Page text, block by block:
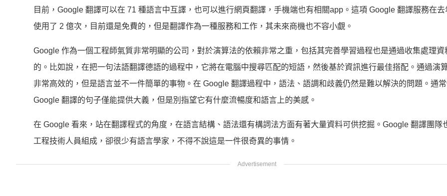
目前，Google 翻譯可以在 71 種語言中互譯，也可以進行網頁翻譯，手機端也有相關app。這項 Google 翻譯服務在
使用了 2 億次，目前還是免費的，但是翻譯作為一種服務和工作，其未來商機也不容小覷。
Google 作為一個工程師氣質非常明顯的公司，對於演算法的依賴非常之重，包括其完善學習過程也是通過收集處理資
的。比如說，在把一句法語翻譯德語的過程中，它將在電腦中搜尋匹配的短語，然後基於資訊進行最佳搭配。通過演
非常高效的，但是語言並不一件簡單的事物。在 Google 翻譯過程中，語法、語調和歧義仍然是難以解決的問題。通常
Google 翻譯的句子僅能提供大義，但是別指望它有什麼流暢度和語言上的美感。
在 Google 看來，站在翻譯程式的角度，在語言結構、語法還有構詞法方面有著大量資料可供挖掘。Google 翻譯團隊
工程技術人員組成，卻很少有語言學家，不得不說這是一件很奇異的事情。